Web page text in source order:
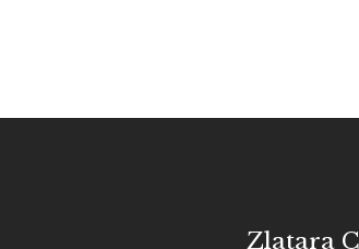
Zlatara